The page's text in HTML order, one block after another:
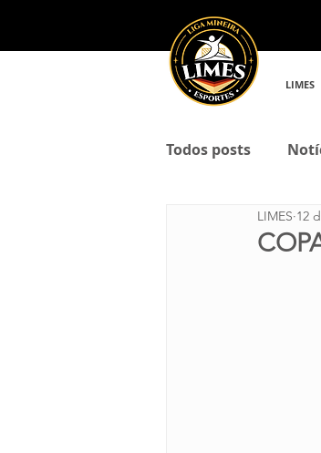
LIMES
Todos posts
LIMES 12